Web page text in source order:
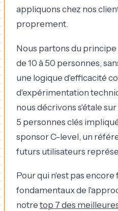
appliquons chez nos
proprement.
Nous partons du
de 10 à 50 personnes,
une logique d'efficacité
d'expérimentation
nous décrivons s'étale
5 personnes clés
sponsor C-level, un
futurs utilisateurs
Pour qui n'est pas encore
fondamentaux de
notre top 7 des